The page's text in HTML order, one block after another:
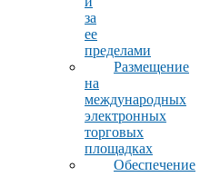
за
ее
пределами
Размещение
на
международных
электронных
торговых
площадках
Обеспечение